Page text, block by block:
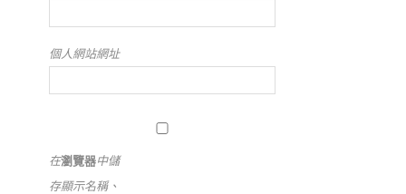
個人網站網址
在瀏覽器中儲
存顯示名稱、